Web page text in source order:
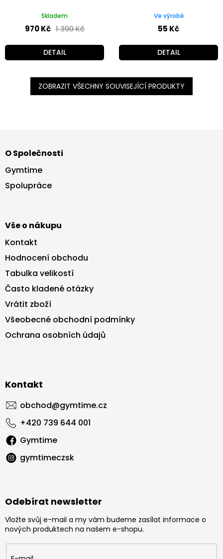
Skladem
970 Kč 1 390 Kč
DETAIL
Ve výrobě
55 Kč
DETAIL
ZOBRAZIT VŠECHNY SOUVISEJÍCÍ PRODUKTY
p
a
O Společnosti
Gymtime
Spolupráce
Vše o nákupu
Kontakt
Hodnocení obchodu
Tabulka velikostí
Často kladené otázky
Vrátit zboží
Všeobecné obchodní podmínky
Ochrana osobních údajů
Kontakt
obchod@gymtime.cz
+420 739 644 001
Gymtime
gymtimeczsk
Odebírat newsletter
Vložte svůj e-mail a my vám budeme zasílat informace o
nových produktech na našem e-shopu.